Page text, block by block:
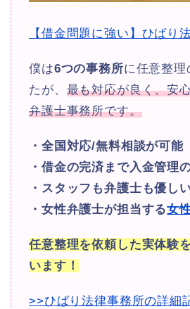
【借金問題に強い】ひばり
僕は6つの事務所に任意整理
たが、 最も対応が良く、安
弁護士事務所です。
・全国対応/無料相談が可能
・借金の完済まで入金管理
・スタッフも弁護士も優し
・女性弁護士が担当する女
任意整理を依頼した実体験
います！
>>ひばり法律事務所の詳細